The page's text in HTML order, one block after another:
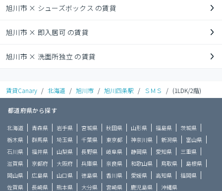
旭川市 × シューズボックス の賃貸
旭川市 × 即入居可 の賃貸
旭川市 × 洗面所独立 の賃貸
賃貸Canary / 北海道 / 旭川市 / 旭川四条駅 / ＳＭＳ / (1LDK/2階)
都道府県から探す
北海道 青森県 岩手県 宮城県 秋田県 山形県 福島県
茨城県
栃木県
群馬県 埼玉県 千葉県 東京都 神奈川県 新潟県
富山県
石川県
福井県 山梨県 長野県 岐阜県 静岡県 愛知県
三重県
滋賀県
京都府 大阪府 兵庫県 奈良県 和歌山県 鳥取県
島根県
岡山県
広島県 山口県 徳島県 香川県 愛媛県 高知県
福岡県
佐賀県
長崎県 熊本県 大分県 宮崎県 鹿児島県 沖縄県